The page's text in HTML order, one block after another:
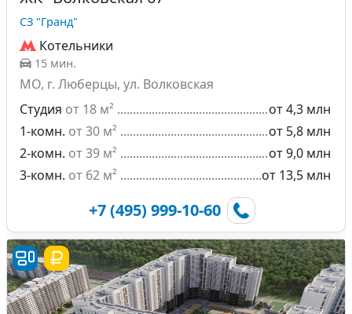
СЗ "Гранд"
Котельники
15 мин.
МО, г. Люберцы, ул. Волковская
Студия от 18 м²
от 4,3 млн
1-комн. от 30 м²
от 5,8 млн
2-комн. от 39 м²
от 9,0 млн
3-комн. от 62 м² от 13,5 млн
+7 (495) 999-10-60